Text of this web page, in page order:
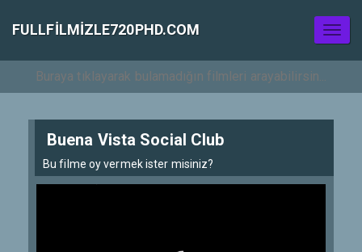
FULLFILMIZLE720PHD.COM
Buena Vista Social Club
Bu filme oy vermek ister misiniz?